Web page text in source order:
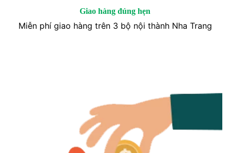
Giao hàng đúng hẹn
Miễn phí giao hàng trên 3 bộ nội thành Nha Trang